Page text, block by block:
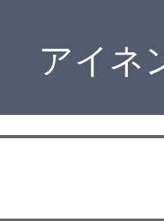
アイネ